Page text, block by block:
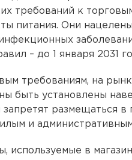
требований к
питания. Они
– до 1 января 2031
требованиям, на
быть установлены
запретят размещаться
и
используемые в